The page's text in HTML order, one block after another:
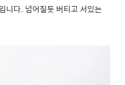
니다. 넘어질듯 버티고 서있는